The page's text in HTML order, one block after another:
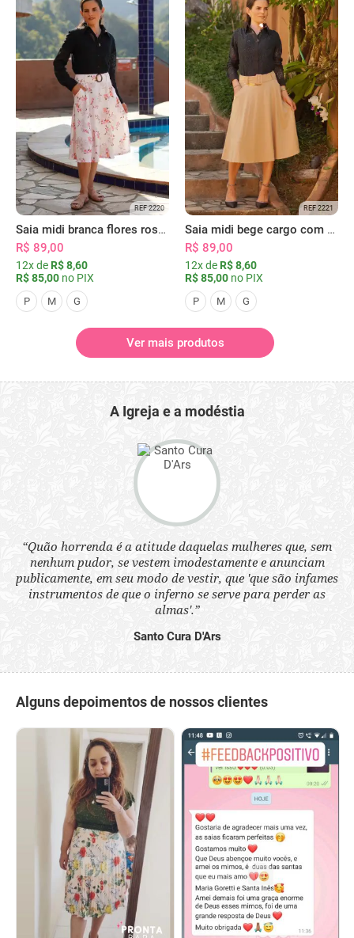
REF 2220
Saia midi branca flores rosas com bolsos
R$ 89,00
12x de R$ 8,60
R$ 85,00 no PIX
P M G
REF 2221
Saia midi bege cargo com bolsos
R$ 89,00
12x de R$ 8,60
R$ 85,00 no PIX
P M G
Ver mais produtos
A Igreja e a modéstia
“Quão horrenda é a atitude daquelas mulheres que, sem
nenhum pudor, se vestem imodestamente e anunciam
publicamente, em seu modo de vestir, que 'que são infames
instrumentos de que o inferno se serve para perder as
almas'.”
Santo Cura D'Ars
Alguns depoimentos de nossos clientes